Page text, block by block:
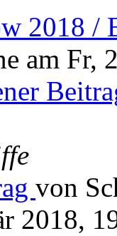
2018 /
am Fr,
von
2018,